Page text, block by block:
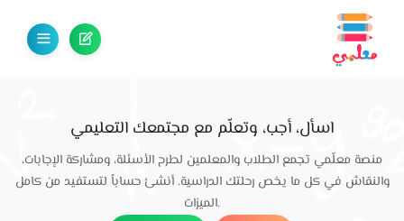
اسأل، أجب، وتعلّم مع مجتمعك التعليمي
منصة معلّمي تجمع الطلاب والمعلمين لطرح الأسئلة، ومشاركة الإجابات،
والنقاش في كل ما يخص رحلتك الدراسية. أنشئ حساباً لتستفيد من كامل
الميزات.